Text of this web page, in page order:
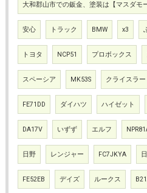
大和郡山市での鈑金、塗装は【マスダモ
安心 トラック BMW x3
トヨタ NCP51 プロボックス
スペーシア MK53S クライスラー
FE71DD ダイハツ ハイゼット
DA17V いずず エルフ
日野 レンジャー FC7JKYA
FE52EB デイズ ルークス